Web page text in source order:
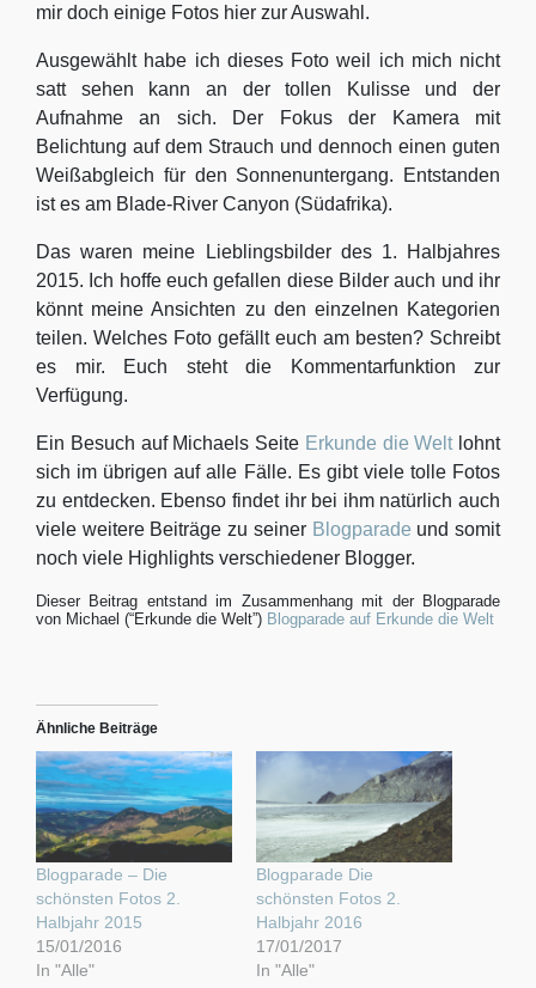
mir doch einige Fotos hier zur Auswahl.
Ausgewählt habe ich dieses Foto weil ich mich nicht
satt sehen kann an der tollen Kulisse und der
Aufnahme an sich. Der Fokus der Kamera mit
Belichtung auf dem Strauch und dennoch einen guten
Weißabgleich für den Sonnenuntergang. Entstanden
ist es am Blade-River Canyon (Südafrika).
Das waren meine Lieblingsbilder des 1. Halbjahres
2015. Ich hoffe euch gefallen diese Bilder auch und ihr
könnt meine Ansichten zu den einzelnen Kategorien
teilen. Welches Foto gefällt euch am besten? Schreibt
es mir. Euch steht die Kommentarfunktion zur
Verfügung.
Ein Besuch auf Michaels Seite Erkunde die Weltlohnt
sich im übrigen auf alle Fälle. Es gibt viele tolle Fotos
zu entdecken. Ebenso findet ihr bei ihm natürlich auch
viele weitere Beiträge zu seiner Blogparade und somit
noch viele Highlights verschiedener Blogger.
Dieser Beitrag entstand im Zusammenhang mit der Blogparade
von Michael (“Erkunde die Welt”) Blogparade auf Erkunde die Welt
Ähnliche Beiträge
Blogparade – Die
schönsten Fotos 2.
Halbjahr 2015
15/01/2016
In "Alle"
Blogparade Die
schönsten Fotos 2.
Halbjahr 2016
17/01/2017
In "Alle"